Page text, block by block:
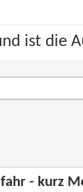
ist die
- kurz